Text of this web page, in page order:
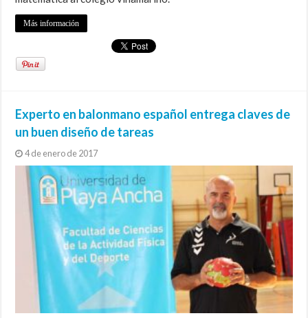
Más información
Experto en balonmano español entrega claves de
un buen diseño de tareas
4 de enero de 2017